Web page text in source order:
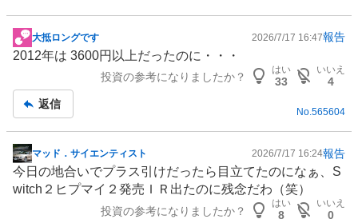
掲
示
事
大抵ロングです 2026/7/17 16:47報告
2012年は 3600円以上だったのに・・・
投資の参考になりましたか？
はい
33
いいえ
4
返信
No.565604
掲
示
板
マッド．サイエンティスト 2026/7/17 16:24報告
今日の地合いでプラス引けだったら目立てたのになぁ、S
witch２ヒプマイ２発売ＩＲ出たのに残念だわ（笑）
投資の参考になりましたか？
はい
8
いいえ
0